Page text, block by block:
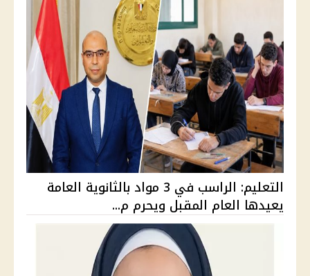
التعليم: الراسب في 3 مواد بالثانوية العامة
يعيدها العام المقبل ويحرم م...